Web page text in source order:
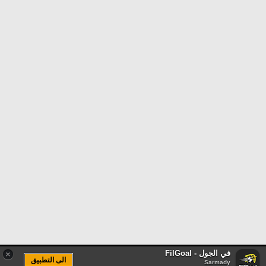
× في الجول - FilGoal
Sarmady
الى التطبيق